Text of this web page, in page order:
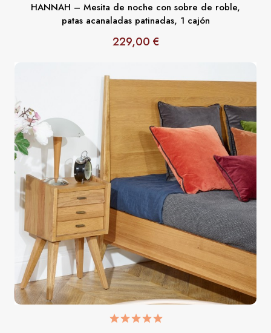
HANNAH – Mesita de noche con sobre de roble,
patas acanaladas patinadas, 1 cajón
Precio
229,00 €